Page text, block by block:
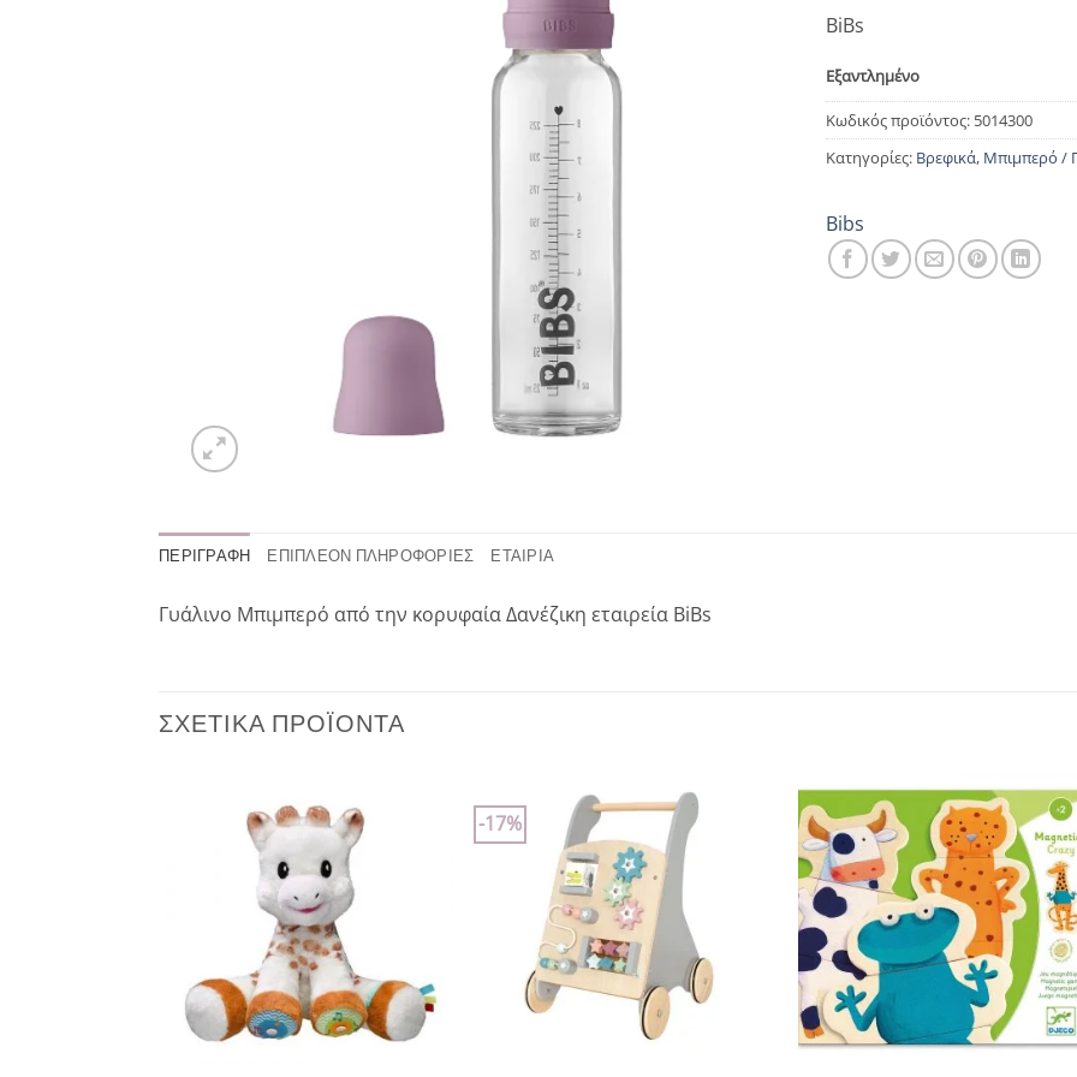
BiBs
Εξαντλημένο
Κωδικός προϊόντος: 5014300
Κατηγορίες: Βρεφικά, Μπιμπερό /
Bibs
ΠΕΡΙΓΡΑΦΉ ΕΠΙΠΛΈΟΝ ΠΛΗΡΟΦΟΡΊΕΣ ΕΤΑΙΡΊΑ
Γυάλινο Μπιμπερό από την κορυφαία Δανέζικη εταιρεία BiBs
ΣΧΕΤΙΚΆ ΠΡΟΪΌΝΤΑ
-17%
Add to
wishlist
+